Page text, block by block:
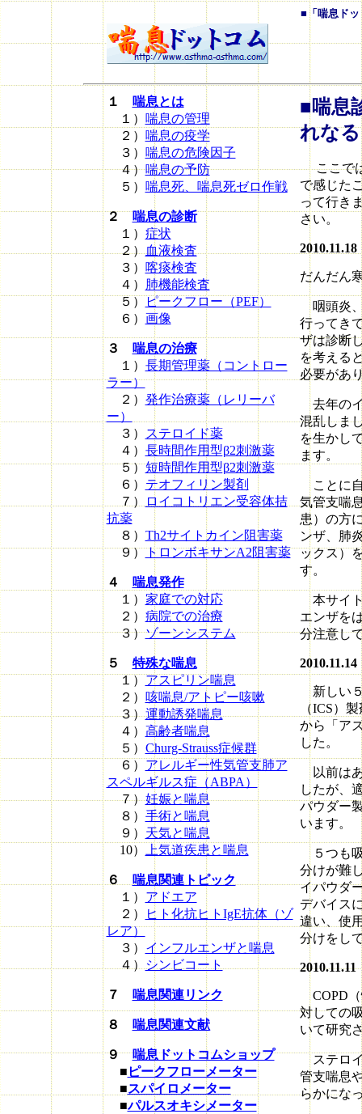
■「喘息ド
１ 喘息とは
１） 喘息の管理
２） 喘息の疫学
３） 喘息の危険因子
４）喘息の予防
５） 喘息死、喘息死ゼロ作戦
２喘息の診断
１） 症状
２）血液検査
３） 喀痰検査
４） 肺機能検査
５）
ピークフロー（PEF）
６） 画像
３ 喘息の治療
１） 長期管理薬（コントロー
ラー）
２） 発作治療薬（レリーバ
ー）
３） ステロイド薬
４） 長時間作用型β2刺激薬
５）短時間作用型β2刺激薬
６） テオフィリン製剤
７）
ロイコトリエン受容体拮
抗薬
８） Th2サイトカイン阻害薬
９）トロンボキサンA2阻害薬
４ 喘息発作
１） 家庭での対応
２） 病院での治療
３）ゾーンシステム
５ 特殊な喘息
１） アスピリン喘息
２） 咳喘息/アトピー咳嗽
３）運動誘発喘息
４） 高齢者喘息
５） Churg-Strauss症候群
６） アレルギー性気管支肺ア
スペルギルス症（ABPA）
７）妊娠と喘息
８） 手術と喘息
９） 天気と喘息
10） 上気道疾患と喘息
６ 喘息関連トピック
１） アドエア
２）
ヒト化抗ヒトIgE抗体（ゾ
レア）
３） インフルエンザと喘息
４）シンビコート
７ 喘息関連リンク
８ 喘息関連文献
９喘息ドットコムショップ
■ ピークフローメーター
■スパイロメーター
■パルスオキシメーター
■喘息
れな
ここでは
で感じた
って行き
さい。
2010.11.18
だんだん
咽頭炎
行ってき
ザは診断
を考える
必要があ
去年の
混乱しま
を生かし
ます。
ことに
気管支喘
患）の方
ンザ、肺
ックス）
す。
本サイ
エンザを
分注意し
2010.11.14
新しい
（ICS）
から「ア
した。
以前は
したが、
パウダー
います。
５つも
分けが難
イパウダ
デバイス
違い、使
分けをし
2010.11.11
COPD（
対しての
いて研究
ステロ
管支喘息
らかにな